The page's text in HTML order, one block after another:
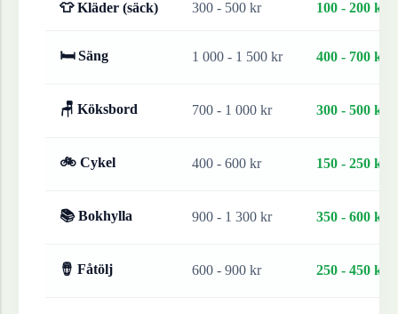
👕 Kläder (säck) 300 - 500 kr 100 - 200 kr
🛏 Säng 1 000 - 1 500 kr 400 - 700 kr
🪑 Köksbord 700 - 1 000 kr 300 - 500 kr
🚲 Cykel 400 - 600 kr 150 - 250 kr
📚 Bokhylla 900 - 1 300 kr 350 - 600 kr
🪘 Fåtölj 600 - 900 kr 250 - 450 kr